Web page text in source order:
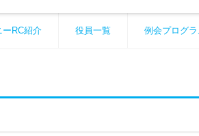
ーRC紹介 役員一覧 例会プログラ